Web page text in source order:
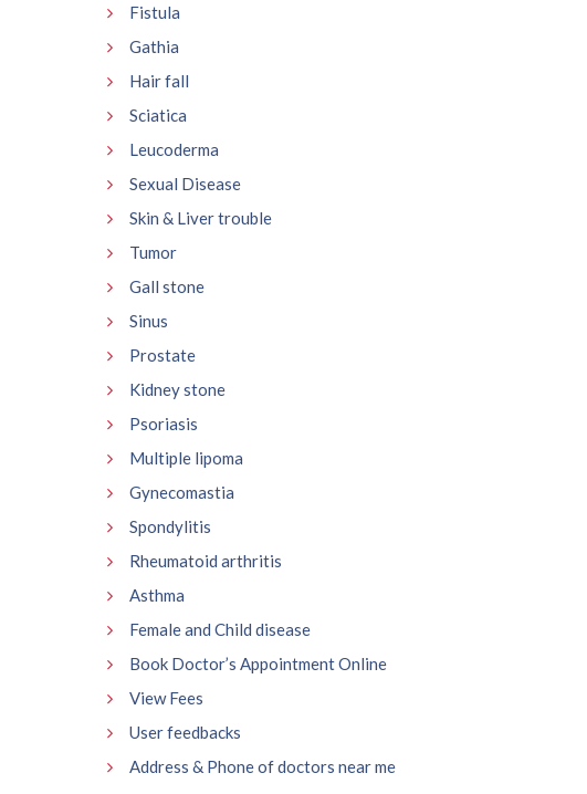
Fistula
Gathia
Hair fall
Sciatica
Leucoderma
Sexual Disease
Skin & Liver trouble
Tumor
Gall stone
Sinus
Prostate
Kidney stone
Psoriasis
Multiple lipoma
Gynecomastia
Spondylitis
Rheumatoid arthritis
Asthma
Female and Child disease
Book Doctor’s Appointment Online
View Fees
User feedbacks
Address & Phone of doctors near me